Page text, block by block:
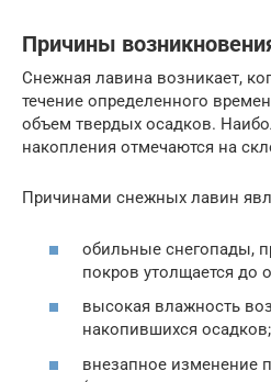
Причины
Снежная лавина возникает,
течение определенного
объем твердых осадков.
накопления отмечаются на
Причинами снежных лавин
обильные снегопады,
покров утолщается до
высокая влажность
накопившихся осадков;
внезапное изменение